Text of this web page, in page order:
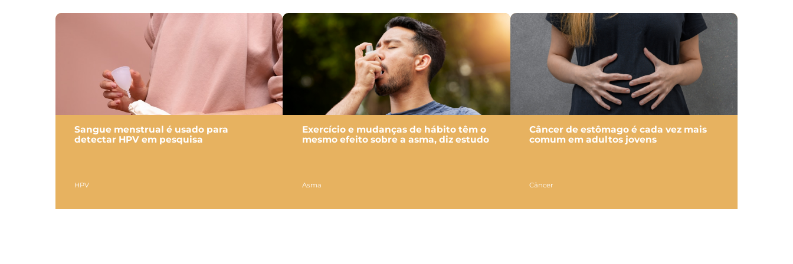
Sangue menstrual é usado para
detectar HPV em pesquisa
HPV
Exercício e mudanças de hábito têm o
mesmo efeito sobre a asma, diz estudo
Asma
Câncer de estômago é cada vez mais
comum em adultos jovens
Câncer